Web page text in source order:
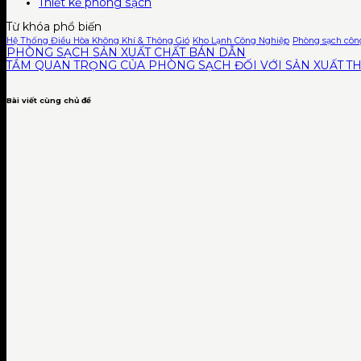
Từ khóa phổ biến
Hệ Thống Điều Hòa Không Khí & Thông Gió Kho Lạnh Công Nghiệp Phòng sạch
PHÒNG SẠCH SẢN XUẤT CHẤT BÁN DẪN
TẦM QUAN TRỌNG CỦA PHÒNG SẠCH ĐỐI VỚI SẢN XUẤT
Bài viết cùng chủ đề